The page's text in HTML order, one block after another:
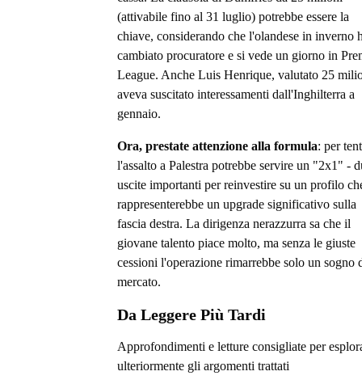
(attivabile fino al 31 luglio) potrebbe essere la
chiave, considerando che l'olandese in inverno
cambiato procuratore e si vede un giorno in
League. Anche Luis Henrique, valutato 25
aveva suscitato interessamenti dall'Inghilterra a
gennaio.
Ora, prestate attenzione alla formula: per
l'assalto a Palestra potrebbe servire un "2x1" -
uscite importanti per reinvestire su un profilo
rappresenterebbe un upgrade significativo sulla
fascia destra. La dirigenza nerazzurra sa che il
giovane talento piace molto, ma senza le giuste
cessioni l'operazione rimarrebbe solo un sogno
mercato.
Da Leggere Più Tardi
Approfondimenti e letture consigliate per
ulteriormente gli argomenti trattati